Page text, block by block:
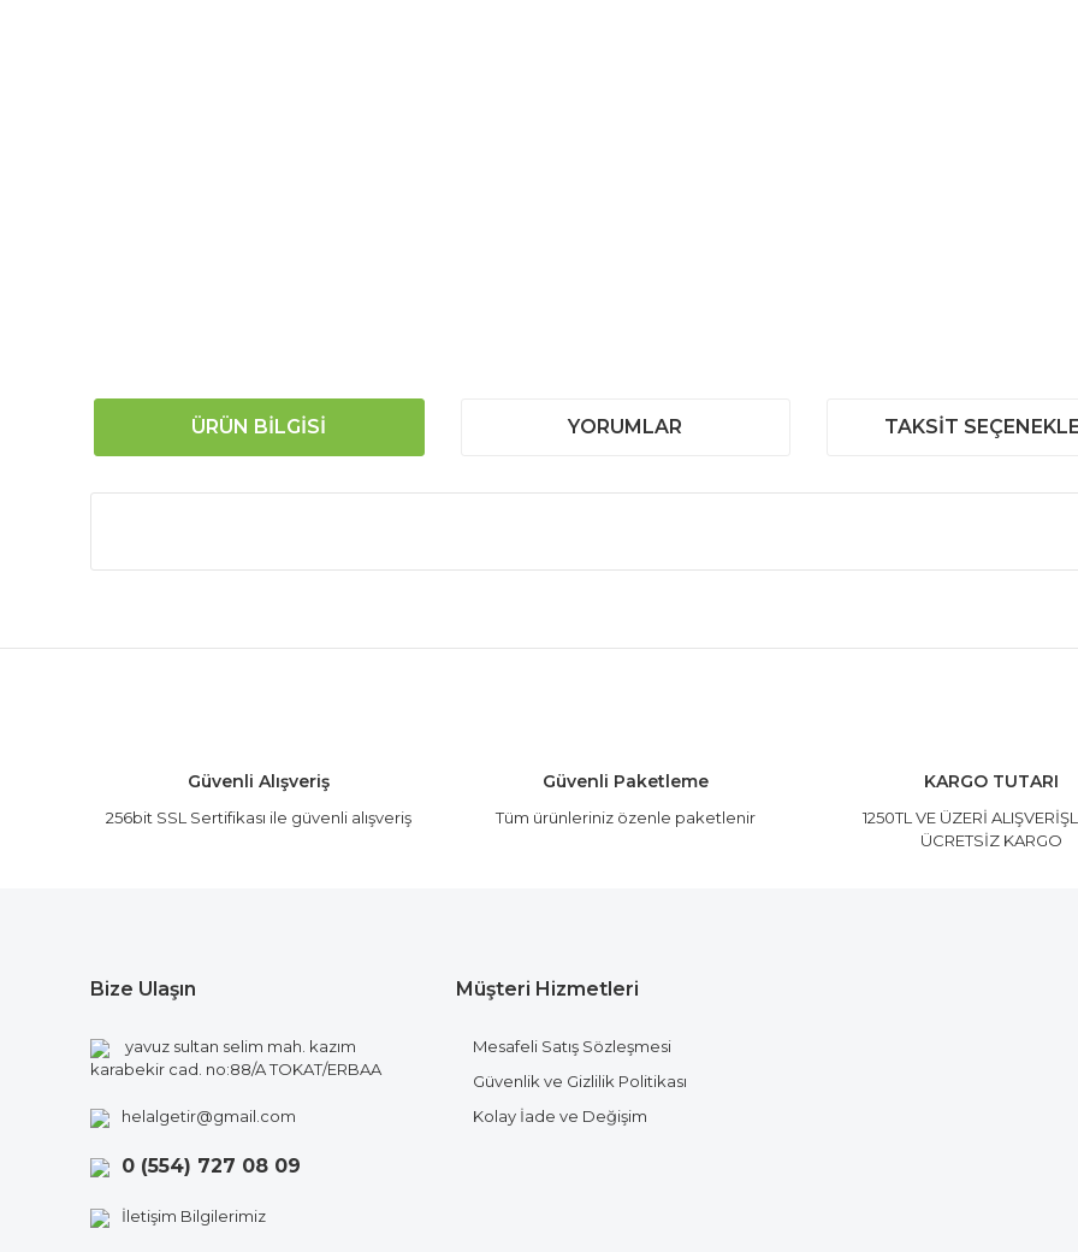
ÜRÜN BILGISI YORUMLAR TAKSIT
Bu ürüne ilk yorumu siz yapın!
Güvenli Alışveriş
256bit SSL Sertifikası ile güvenli alışveriş
Güvenli Paketleme
Tüm ürünleriniz özenle paketlenir
KARGO TUTARI
1250TL VE ÜZERİ
ÜCRETSİZ KARGO
Bize Ulaşın
yavuz sultan selim mah. kazım
karabekir cad. no:88/A TOKAT/ERBAA
helalgetir@gmail.com
0 (554) 727 08 09
İletişim Bilgilerimiz
Müşteri Hizmetleri
Mesafeli Satış Sözleşmesi
Güvenlik ve Gizlilik Politikası
Kolay İade ve Değişim